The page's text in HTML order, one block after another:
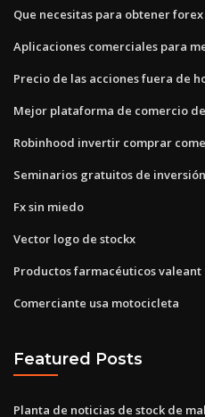
Que necesitas para obtener forex
Aplicaciones comerciales para
Precio de las acciones fuera de
Mejor plataforma de comercio
Robinhood invertir comprar
Seminarios gratuitos de
Fx sin miedo
Vector logo de stockx
Productos farmacéuticos valeant
Comerciante usa motocicleta
Featured Posts
Planta de noticias de stock de